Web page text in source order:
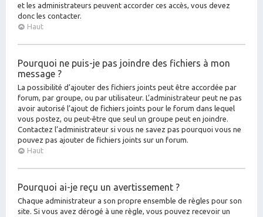
et les administrateurs peuvent accorder ces accès, vous devez
donc les contacter.
Haut
Pourquoi ne puis-je pas joindre des fichiers à mon
message ?
La possibilité d’ajouter des fichiers joints peut être accordée par
forum, par groupe, ou par utilisateur. L’administrateur peut ne pas
avoir autorisé l’ajout de fichiers joints pour le forum dans lequel
vous postez, ou peut-être que seul un groupe peut en joindre.
Contactez l’administrateur si vous ne savez pas pourquoi vous ne
pouvez pas ajouter de fichiers joints sur un forum.
Haut
Pourquoi ai-je reçu un avertissement ?
Chaque administrateur a son propre ensemble de règles pour son
site. Si vous avez dérogé à une règle, vous pouvez recevoir un